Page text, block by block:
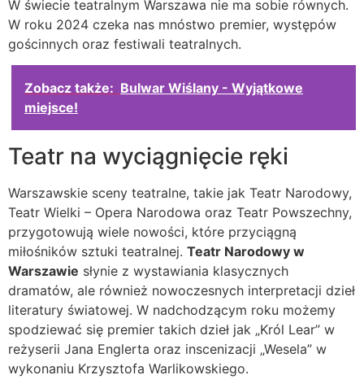
W świecie teatralnym Warszawa nie ma sobie równych.
W roku 2024 czeka nas mnóstwo premier, występów
gościnnych oraz festiwali teatralnych.
Zobacz także: Bulwar Wiślany - Wyjątkowe
miejsce!
Teatr na wyciągnięcie ręki
Warszawskie sceny teatralne, takie jak Teatr Narodowy,
Teatr Wielki – Opera Narodowa oraz Teatr Powszechny,
przygotowują wiele nowości, które przyciągną
miłośników sztuki teatralnej. Teatr Narodowy w
Warszawie słynie z wystawiania klasycznych
dramatów, ale również nowoczesnych interpretacji dzieł
literatury światowej. W nadchodzącym roku możemy
spodziewać się premier takich dzieł jak „Król Lear” w
reżyserii Jana Englerta oraz inscenizacji „Wesela” w
wykonaniu Krzysztofa Warlikowskiego.